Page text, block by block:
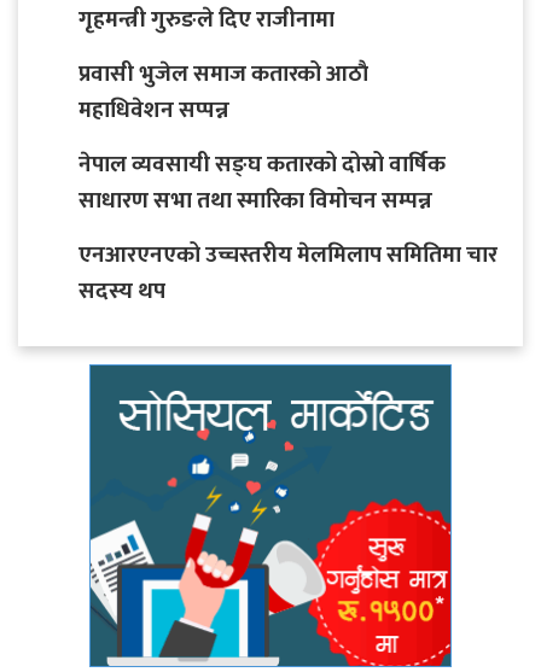
गृहमन्त्री गुरुङले दिए राजीनामा
प्रवासी भुजेल समाज कतारको आठाै
महाधिवेशन सप्पन्न
नेपाल व्यवसायी सङ्घ कतारको दोस्रो वार्षिक
साधारण सभा तथा स्मारिका विमोचन सम्पन्न
एनआरएनएको उच्चस्तरीय मेलमिलाप समितिमा चार
सदस्य थप